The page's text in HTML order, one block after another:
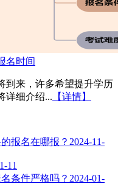
名时间
到来，许多希望提升学历
详细介绍... 【详情】
报名在哪报？ 2024-11-
11
条件严格吗？ 2024-01-